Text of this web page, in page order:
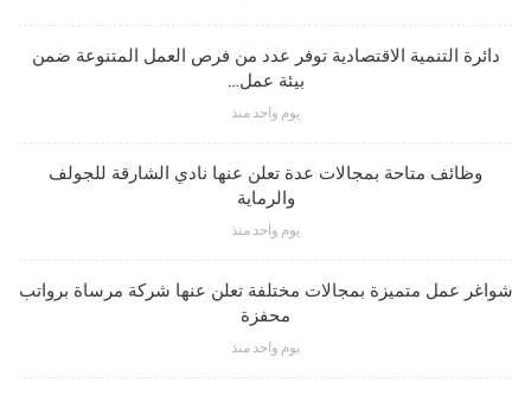
دائرة التنمية الاقتصادية توفر عدد من فرص العمل المتنوعة ضمن
بيئة عمل…
يوم واحد منذ
وظائف متاحة بمجالات عدة تعلن عنها نادي الشارقة للجولف
والرماية
يوم واحد منذ
شواغر عمل متميزة بمجالات مختلفة تعلن عنها شركة مرساة برواتب
محفزة
يوم واحد منذ